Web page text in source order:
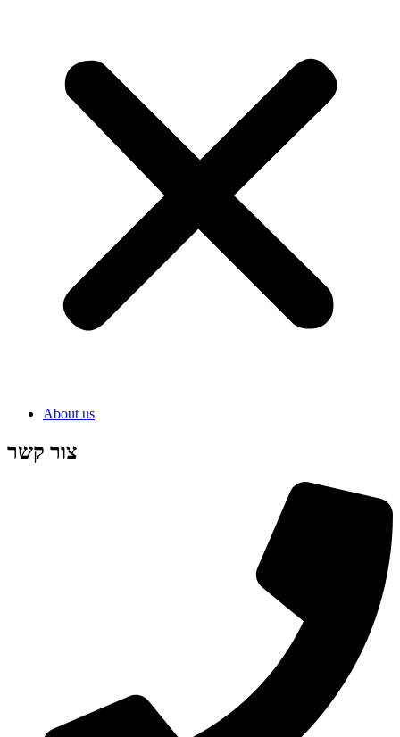
About us
צור קשר